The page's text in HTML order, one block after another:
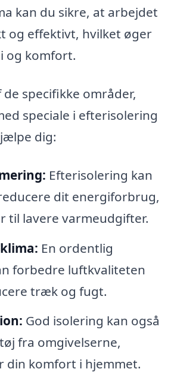
kan du sikre, at arbejdet
og effektivt, hvilket øger
og komfort.
specifikke områder,
speciale i efterisolering
dig:
Efterisolering kan
dit energiforbrug,
til lavere varmeudgifter.
En ordentlig
forbedre luftkvaliteten
træk og fugt.
God isolering kan også
fra omgivelserne,
din komfort i hjemmet.